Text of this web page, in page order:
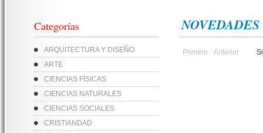
Categorías
ARQUITECTURA Y DISEÑO
ARTE
CIENCIAS FÌSICAS
CIENCIAS NATURALES
CIENCIAS SOCIALES
CRISTIANDAD
NOVEDADES
Primero Anterior